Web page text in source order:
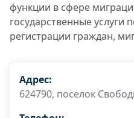
функции в сфере
государственные
регистрации граждан,
Адрес:
624790, поселок